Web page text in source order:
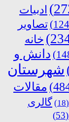
ادبیات
تصاویر
خانه
دانش و
شهرستان
مقالات
(18)
گالری
(53)